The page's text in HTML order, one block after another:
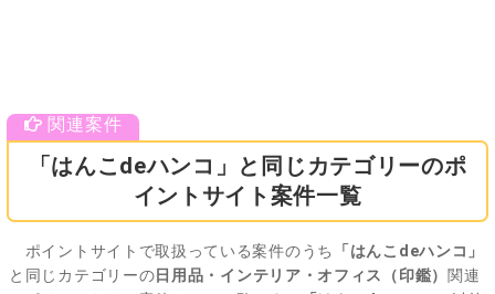
「はんこdeハンコ」と同じカテゴリーのポ
イントサイト案件一覧
ポイントサイトで取扱っている案件のうち
「はんこdeハンコ」
と同じカテゴリーの日用品・インテリア・オフィス（印鑑） 関連